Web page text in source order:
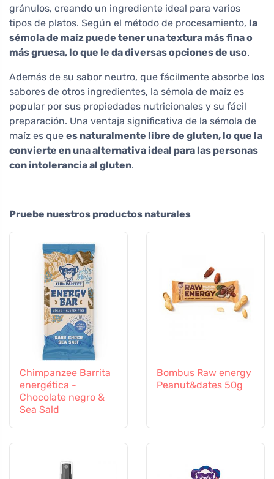
gránulos, creando un ingrediente ideal para varios
tipos de platos. Según el método de procesamiento, la
sémola de maíz puede tener una textura más fina o
más gruesa, lo que le da diversas opciones de uso.
Además de su sabor neutro, que fácilmente absorbe los
sabores de otros ingredientes, la sémola de maíz es
popular por sus propiedades nutricionales y su fácil
preparación. Una ventaja significativa de la sémola de
maíz es que es naturalmente libre de gluten, lo que la
convierte en una alternativa ideal para las personas
con intolerancia al gluten.
Pruebe nuestros productos naturales
Chimpanzee Barrita
energética -
Chocolate negro &
Sea Sald
Bombus Raw energy
Peanut&dates 50g